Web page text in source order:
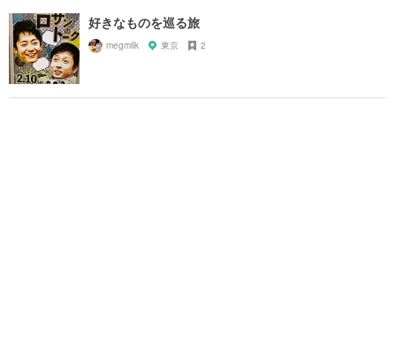
好きなものを巡る旅
megmilk 東京 2